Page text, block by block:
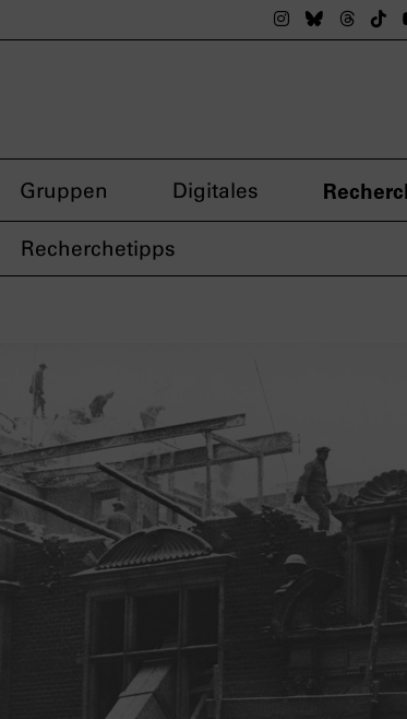
Das nsdoku
DasDas
Gruppen Digitales
Recherchetipps